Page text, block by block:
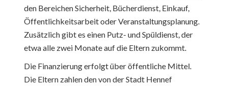
den Bereichen Sicherheit, Bücherdienst, Einkauf,
Öffentlichkeitsarbeit oder Veranstaltungsplanung.
Zusätzlich gibt es einen Putz- und Spüldienst, der
etwa alle zwei Monate auf die Eltern zukommt.
Die Finanzierung erfolgt über öffentliche Mittel.
Die Eltern zahlen den von der Stadt Hennef